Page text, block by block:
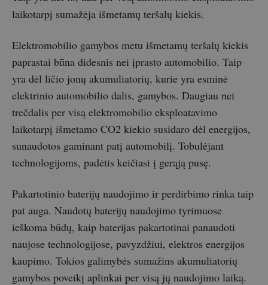
laikotarpį sumažėja išmetamų teršalų kiekis.
Elektromobilio gamybos metu išmetamų teršalų kiekis
paprastai būna didesnis nei įprasto automobilio. Taip
yra dėl ličio jonų akumuliatorių, kurie yra esminė
elektrinio automobilio dalis, gamybos. Daugiau nei
trečdalis per visą elektromobilio eksploatavimo
laikotarpį išmetamo CO2 kiekio susidaro dėl energijos,
sunaudotos gaminant patį automobilį. Tobulėjant
technologijoms, padėtis keičiasi į gerąją pusę.
Pakartotinio baterijų naudojimo ir perdirbimo rinka taip
pat auga. Naudotų baterijų naudojimo tyrimuose
ieškoma būdų, kaip baterijas pakartotinai panaudoti
naujose technologijose, pavyzdžiui, elektros energijos
kaupimo. Tokios galimybės sumažins akumuliatorių
gamybos poveikį aplinkai per visą jų naudojimo laiką.